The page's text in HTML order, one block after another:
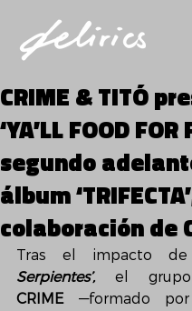
CRIME & TITÓ
‘YA’LL FOOD FOR
segundo
álbum
colaboración de
Tras el impacto
Serpientes’,
CRIME